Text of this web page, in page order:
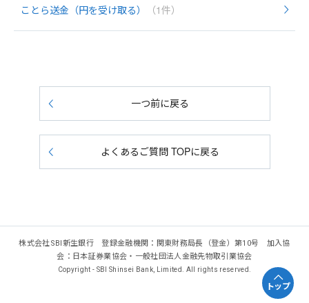
ことら送金（円を受け取る） （1件）
一つ前に戻る
よくあるご質問 TOPに戻る
株式会社SBI新生銀行 登録金融機関：関東財務局長（登金）第10号 加入協
会：日本証券業協会・一般社団法人金融先物取引業協会
Copyright - SBI Shinsei Bank, Limited. All rights reserved.
トップ